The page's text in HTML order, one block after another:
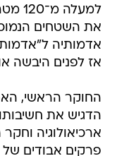
את השטחים
אדמותיה
אז לפנים היבשה
החוקר הראשי,
הדגיש את
ארכיאולוגיה
פרקים אבודים של